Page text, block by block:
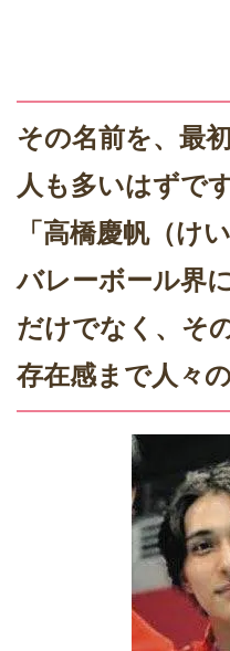
その名前を、最
人も多いはずです
「高橋慶帆（け
バレーボール界
だけでなく、そ
存在感まで人々